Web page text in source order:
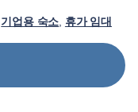
기업용 숙소 휴가 임대